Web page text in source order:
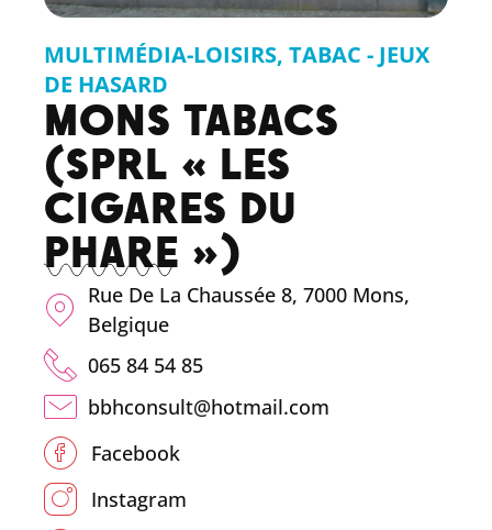
MULTIMÉDIA-LOISIRS, TABAC - JEUX
DE HASARD
MONS TABACS
(SPRL « LES
CIGARES DU
PHARE »)
Rue De La Chaussée 8, 7000 Mons,
Belgique
065 84 54 85
bbhconsult@hotmail.com
Facebook
Instagram